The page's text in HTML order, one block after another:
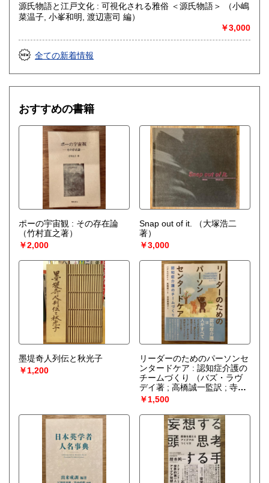
源氏物語と江戸文化 : 可視化される雅俗 ＜源氏物語＞ （小嶋
菜温子, 小峯和明, 渡辺憲司 編）
￥3,000
全ての新着情報
おすすめの書籍
ポーの宇宙観 : その存在論
（竹村直之著）
￥2,000
Snap out of it.
（大塚浩二
著）
￥3,000
墨堤奇人列伝と秋光子
￥1,200
リーダーのためのパーソンセ
ンタードケア : 認知症介護の
チームづくり
（バズ・ラヴ
デイ著 ; 高橋誠一監訳 ; 寺田
真理子訳）
￥1,500